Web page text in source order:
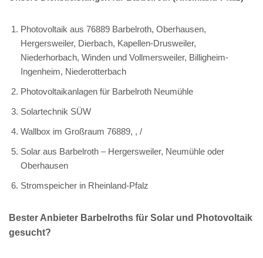
Photovoltaik aus 76889 Barbelroth, Oberhausen,
Hergersweiler, Dierbach, Kapellen-Drusweiler,
Niederhorbach, Winden und Vollmersweiler, Billigheim-
Ingenheim, Niederotterbach
Photovoltaikanlagen für Barbelroth Neumühle
Solartechnik SÜW
Wallbox im Großraum 76889, , /
Solar aus Barbelroth – Hergersweiler, Neumühle oder
Oberhausen
Stromspeicher in Rheinland-Pfalz
Bester Anbieter Barbelroths für Solar und Photovoltaik
gesucht?